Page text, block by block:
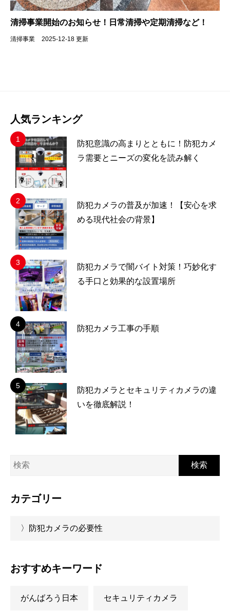
清掃事業開始のお知らせ！日常清掃や定期清掃など！
清掃事業 2025-12-18 更新
人気ランキング
防犯意識の高まりとともに！防犯カメ
ラ需要とニーズの変化を読み解く
防犯カメラの普及が加速！【安心を求
める現代社会の背景】
防犯カメラで闇バイト対策！巧妙化す
る手口と効果的な設置場所
防犯カメラ工事の手順
防犯カメラとセキュリティカメラの違
いを徹底解説！
検索
カテゴリー
〉防犯カメラの必要性
おすすめキーワード
がんばろう日本 セキュリティカメラ